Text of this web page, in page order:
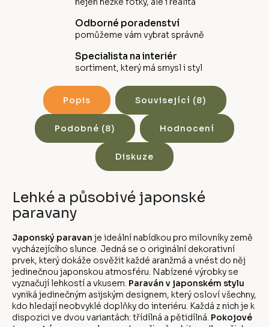
Odborné poradenství
pomůžeme vám vybrat správně
Specialista na interiér
sortiment, který má smysl i styl
Popis Související (8)
Podobné (8) Hodnocení
Diskuze
Lehké a působivé japonské
paravany
Japonský paravan je ideální nabídkou pro milovníky země
vycházejícího slunce. Jedná se o originální dekorativní
prvek, který dokáže osvěžit každé aranžmá a vnést do něj
jedinečnou japonskou atmosféru. Nabízené výrobky se
vyznačují lehkostí a vkusem. Paraván v japonském stylu
vyniká jedinečným asijským designem, který osloví všechny,
kdo hledají neobvyklé doplňky do interiéru. Každá z nich je k
dispozici ve dvou variantách: třídílná a pětidílná. Pokojové